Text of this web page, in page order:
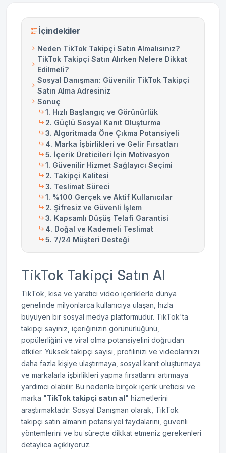
İçindekiler
Neden TikTok Takipçi Satın Almalısınız?
TikTok Takipçi Satın Alırken Nelere Dikkat
Edilmeli?
Sosyal Danışman: Güvenilir TikTok Takipçi
Satın Alma Adresiniz
Sonuç
1. Hızlı Başlangıç ve Görünürlük
2. Güçlü Sosyal Kanıt Oluşturma
3. Algoritmada Öne Çıkma Potansiyeli
4. Marka İşbirlikleri ve Gelir Fırsatları
5. İçerik Üreticileri İçin Motivasyon
1. Güvenilir Hizmet Sağlayıcı Seçimi
2. Takipçi Kalitesi
3. Teslimat Süreci
1. %100 Gerçek ve Aktif Kullanıcılar
2. Şifresiz ve Güvenli İşlem
3. Kapsamlı Düşüş Telafi Garantisi
4. Doğal ve Kademeli Teslimat
5. 7/24 Müşteri Desteği
TikTok Takipçi Satın Al
TikTok, kısa ve yaratıcı video içeriklerle dünya
genelinde milyonlarca kullanıcıya ulaşan, hızla
büyüyen bir sosyal medya platformudur. TikTok'ta
takipçi sayınız, içeriğinizin görünürlüğünü,
popülerliğini ve viral olma potansiyelini doğrudan
etkiler. Yüksek takipçi sayısı, profilinizi ve videolarınızı
daha fazla kişiye ulaştırmaya, sosyal kanıt oluşturmaya
ve markalarla işbirlikleri yapma fırsatlarını artırmaya
yardımcı olabilir. Bu nedenle birçok içerik üreticisi ve
marka "TikTok takipçi satın al" hizmetlerini
araştırmaktadır. Sosyal Danışman olarak, TikTok
takipçi satın almanın potansiyel faydalarını, güvenli
yöntemlerini ve bu süreçte dikkat etmeniz gerekenleri
detaylıca açıklıyoruz.